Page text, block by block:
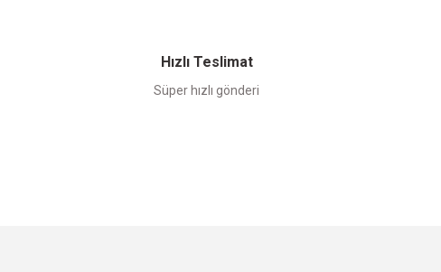
Hızlı Teslimat
Süper hızlı gönderi